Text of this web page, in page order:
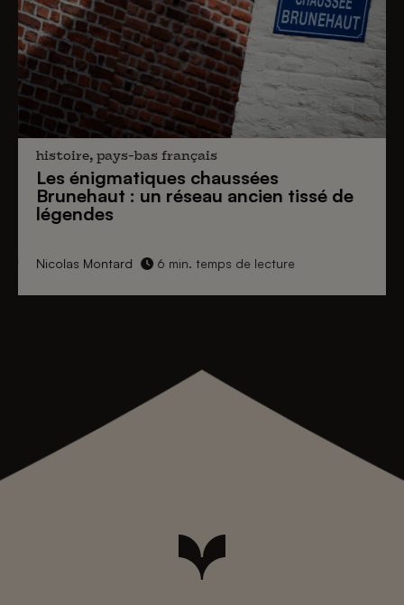
histoire, pays-bas français
Les énigmatiques chaussées
Brunehaut : un réseau ancien tissé de
légendes
Nicolas Montard 6 min. temps de lecture